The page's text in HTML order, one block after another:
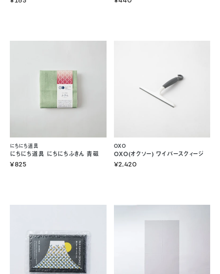
にちにち道具 にちにちふきん 青磁
にちにち道具
¥825
OXO(オクソー) ワイパースクィージ
OXO
¥2,420